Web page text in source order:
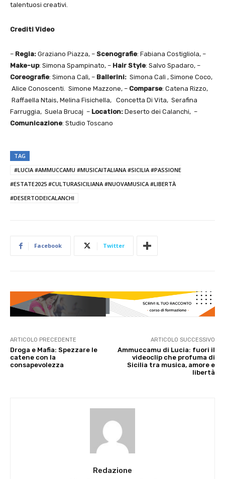
talentuosi creativi.
Crediti Video
– Regia: Graziano Piazza, – Scenografie: Fabiana Costigliola, –
Make-up: Simona Spampinato, – Hair Style: Salvo Spadaro, –
Coreografie: Simona Calì, – Ballerini: Simona Calì , Simone Coco,
Alice Conoscenti. Simone Mazzone, – Comparse: Catena Rizzo,
Raffaella Ntais, Melina Fisichella, Concetta Di Vita, Serafina
Farruggia, Suela Brucaj – Location: Deserto dei Calanchi, –
Comunicazione: Studio Toscano
TAG
#LUCIA #AMMUCCAMU #MUSICAITALIANA #SICILIA #PASSIONE
#ESTATE2025 #CULTURASICILIANA #NUOVAMUSICA #LIBERTÀ
#DESERTODEICALANCHI
Facebook Twitter
ARTICOLO PRECEDENTE
Droga e Mafia: Spezzare le
catene con la
consapevolezza
ARTICOLO SUCCESSIVO
Ammuccamu di Lucia: fuori il
videoclip che profuma di
Sicilia tra musica, amore e
libertà
Redazione